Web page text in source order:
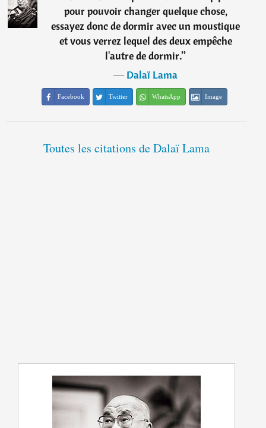
pour pouvoir changer quelque chose,
essayez donc de dormir avec un moustique
et vous verrez lequel des deux empêche
l'autre de dormir.”
―Dalaï Lama
Facebook Twitter WhatsApp Image
Toutes les citations de Dalaï Lama